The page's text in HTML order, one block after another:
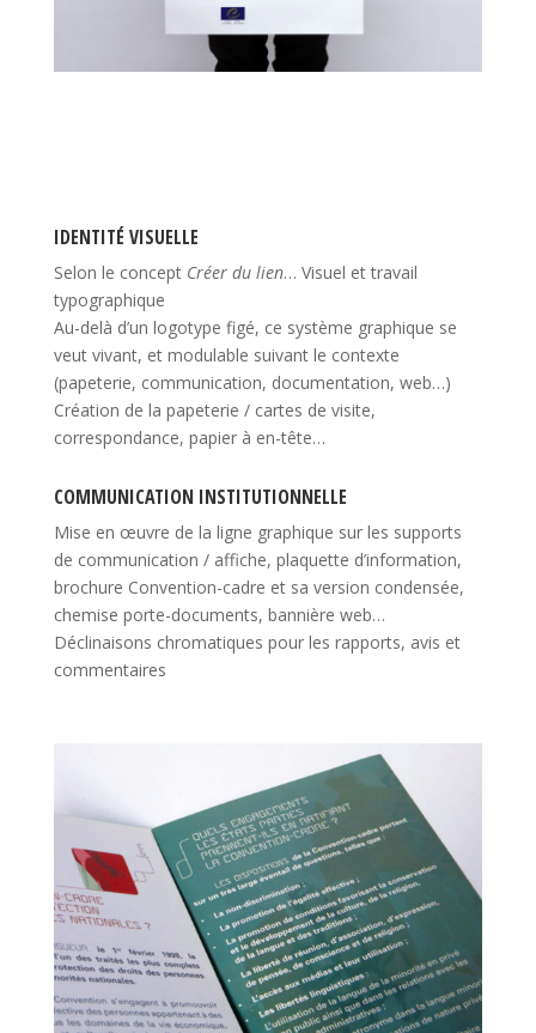
IDENTITÉ VISUELLE
Selon le concept Créer du lien… Visuel et travail
typographique
Au-delà d’un logotype figé, ce système graphique se
veut vivant, et modulable suivant le contexte
(papeterie, communication, documentation, web…)
Création de la papeterie / cartes de visite,
correspondance, papier à en-tête…
COMMUNICATION INSTITUTIONNELLE
Mise en œuvre de la ligne graphique sur les supports
de communication / affiche, plaquette d’information,
brochure Convention-cadre et sa version condensée,
chemise porte-documents, bannière web…
Déclinaisons chromatiques pour les rapports, avis et
commentaires